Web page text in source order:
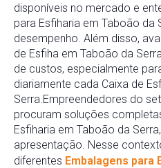
disponíveis no mercado e
para Esfiharia em Taboão da
desempenho. Além disso,
de Esfiha em Taboão da
de custos, especialmente
diariamente cada Caixa de
Serra.Empreendedores do
procuram soluções
Esfiharia em Taboão da
apresentação. Nesse
diferentes Embalagens para